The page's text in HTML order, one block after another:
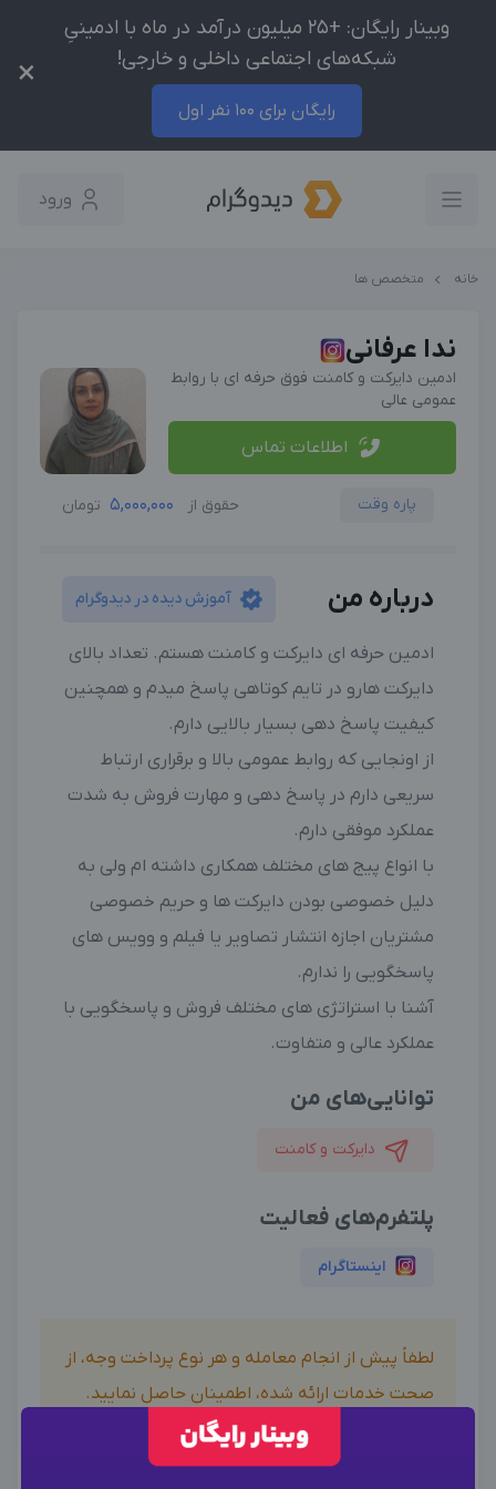
وبینار رایگان: +25 میلیون درآمد در ماه با ادمینیِ
شبکه‌های اجتماعی داخلی و خارجی!
رایگان برای 100 نفر اول
×
ورود
خانه متخصص ها
ندا عرفانی
ادمین دایرکت و کامنت فوق حرفه ای با روابط
عمومی عالی
اطلاعات تماس
پاره وقت حقوق از 5,000,000 تومان
درباره من آموزش دیده در دیدوگرام
ادمین حرفه ای دایرکت و کامنت هستم. تعداد بالای
دایرکت هارو در تایم کوتاهی پاسخ میدم و همچنین
کیفیت پاسخ دهی بسیار بالایی دارم.
از اونجایی که روابط عمومی بالا و برقراری ارتباط
سریعی دارم در پاسخ دهی و مهارت فروش به شدت
عملکرد موفقی دارم.
با انواع پیج های مختلف همکاری داشته ام ولی به
دلیل خصوصی بودن دایرکت ها و حریم خصوصی
مشتریان اجازه انتشار تصاویر یا فیلم و وویس های
پاسخگویی را ندارم.
آشنا با استراتژی های مختلف فروش و پاسخگویی با
عملکرد عالی و متفاوت.
توانایی‌های من
دایرکت و کامنت
پلتفرم‌های فعالیت
اینستاگرام
لطفاً پیش از انجام معامله و هر نوع پرداخت وجه، از
صحت خدمات ارائه شده، اطمینان حاصل نمایید.
بدیهی است دیدوگرام هیچ نوع مسئولیتی در قبال
اظهارات آگهی نداشته و صحت موارد ذکر شده در آگهی، بر